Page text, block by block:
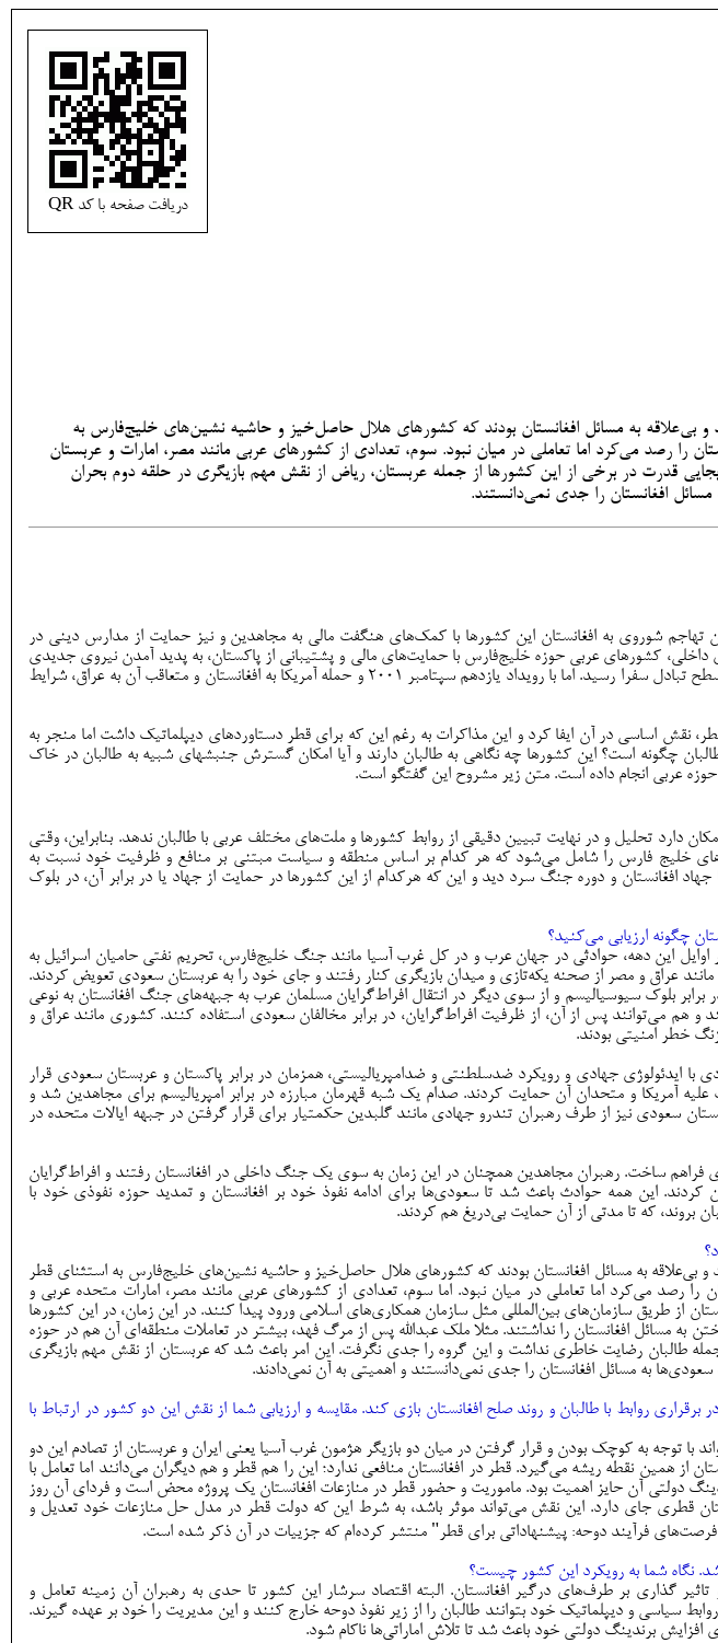
دریافت صفحه با کد QR
و بی‌علاقه به مسائل افغانستان بودند که کشورهای هلال حاصل‌خیز و حاشیه نشین‌های خلیج‌فارس به
رصد می‌کرد اما تعاملی در میان نبود. سوم، تعدادی از کشورهای عربی مانند مصر، امارات و عربستان
قدرت در برخی از این کشورها از جمله عربستان، ریاض از نقش مهم بازیگری در حلقه دوم بحران
افغانستان را جدی نمی‌دانستند.
شوروی به افغانستان این کشورها با کمک‌های هنگفت مالی به مجاهدین و نیز حمایت از مدارس دینی در
کشورهای عربی حوزه خلیج‌فارس با حمایت‌های مالی و پشتیبانی از پاکستان، به پدید آمدن نیروی جدیدی
به نام طالبان کمک کردند. در دوره نخستِ حاکمیت طالبان، روابط کشورهای عربستان و امارات متحده عربی با طالبان به سطح تبادل سفرا رسید. اما با رویداد یازدهم سپتامبر ۲۰۰۱ و حمله آمریکا به افغانستان و متعاقب آن به عراق، شرایط
نقش اساسی در آن ایفا کرد و این مذاکرات به رغم این که برای قطر دستاوردهای دیپلماتیک داشت اما منجر به
چگونه است؟ این کشورها چه نگاهی به طالبان دارند و آیا امکان گسترش جنبش‏های شبیه به طالبان در خاک
عربی انجام داده است. متن زیر مشروح این گفتگو است.
دارد تحلیل و در نهایت تبیین دقیقی از روابط کشورها و ملت‌های مختلف عربی با طالبان ندهد. بنابراین، وقتی
خلیج فارس را شامل می‌شود که هر کدام بر اساس منطقه و سیاست مبتنی بر منافع و ظرفیت خود نسبت به
افغانستان و دوره جنگ سرد دید و این که هرکدام از این کشورها در حمایت از جهاد یا در برابر آن، در بلوک
این دهه، حوادثی در جهان عرب و در کل غرب آسیا مانند جنگ خلیج‌فارس، تحریم نفتی حامیان اسرائیل به
عراق و مصر از صحنه یکه‌تازی و میدان بازیگری کنار رفتند و جای خود را به عربستان سعودی تعویض کردند.
بلوک سیوسیالیسم و از سوی دیگر در انتقال افراط‌گرایان مسلمان عرب به جبهه‌های جنگ افغانستان به نوعی
هم می‌توانند پس از آن، از ظرفیت افراط‌گرایان، در برابر مخالفان سعودی استفاده کنند. کشوری مانند عراق و
خطر امنیتی بودند.
ایدئولوژی جهادی و رویکرد ضدسلطنتی و ضدامپریالیستی، همزمان در برابر پاکستان و عربستان سعودی قرار
و متحدان آن حمایت کردند. صدام یک شبه قهرمان مبارزه در برابر امپریالیسم برای مجاهدین شد و
سعودی نیز از طرف رهبران تندرو جهادی مانند گلبدین حکمتیار برای قرار گرفتن در جبهه ایالات متحده در
ساخت. رهبران مجاهدین همچنان در این زمان به سوی یک جنگ داخلی در افغانستان رفتند و افراط‌گرایان
این همه حوادث باعث شد تا سعودی‌ها برای ادامه نفوذ خود بر افغانستان و تمدید حوزه نفوذی خود با
بروند، که تا مدتی از آن حمایت بی‌دریغ هم کردند.
به مسائل افغانستان بودند که کشورهای هلال حاصل‌خیز و حاشیه نشین‌های خلیج‌فارس به استثنای قطر
می‌کرد اما تعاملی در میان نبود. اما سوم، تعدادی از کشورهای عربی مانند مصر، امارات متحده عربی و
از طریق سازمان‌‏های بین‌‏المللی مثل سازمان همکاری‌های اسلامی ورود پیدا کنند. در این زمان، در این کشورها
مسائل افغانستان را نداشتند. مثلا ملک عبدالله پس از مرگ فهد، بیشتر در تعاملات منطقه‌ای آن هم در حوزه
طالبان رضایت خاطری نداشت و این گروه را جدی نگرفت. این امر باعث شد که عربستان از نقش مهم بازیگری
به مسائل افغانستان را جدی نمی‌دانستند و اهمیتی به آن نمی‌دادند.
روابط با طالبان و روند صلح افغانستان بازی کند. مقایسه و ارزیابی شما از نقش این دو کشور در ارتباط با
به کوچک بودن و قرار گرفتن در میان دو بازیگر هژمون غرب آسیا یعنی ایران و عربستان از تصادم این دو
از همین نقطه ریشه می‌گیرد. قطر در افغانستان منافعی ندارد؛ این را هم قطر و هم دیگران می‌دانند اما تعامل با
دولتی آن حایز اهمیت بود. ماموریت و حضور قطر در منازعات افغانستان یک پروژه محض است و فردای آن روز
قطری جای دارد. این نقش می‌تواند موثر باشد، به شرط این که دولت قطر در مدل حل منازعات خود تعدیل و
فرآیند دوحه: پیشنهاداتی برای قطر" منتشر کرده‌ام که جزییات در آن ذکر شده است.
نگاه شما به رویکرد این کشور چیست؟
گذاری بر طرف‌های درگیر افغانستان. البته اقتصاد سرشار این کشور تا حدی به رهبران آن زمینه تعامل و
سیاسی و دیپلماتیک خود بتوانند طالبان را از زیر نفوذ دوحه خارج کنند و این مدیریت را خود بر عهده گیرند.
برندینگ دولتی خود باعث شد تا تلاش اماراتی‌ها ناکام شود.